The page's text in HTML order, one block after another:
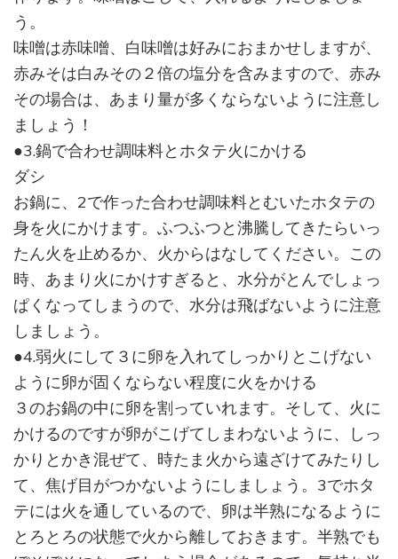
う。
味噌は赤味噌、白味噌は好みにおまかせしますが、
赤みそは白みその２倍の塩分を含みますので、赤み
その場合は、あまり量が多くならないように注意し
ましょう！
●3.鍋で合わせ調味料とホタテ火にかける
ダシ
お鍋に、2で作った合わせ調味料とむいたホタテの
身を火にかけます。ふつふつと沸騰してきたらいっ
たん火を止めるか、火からはなしてください。この
時、あまり火にかけすぎると、水分がとんでしょっ
ぱくなってしまうので、水分は飛ばないように注意
しましょう。
●4.弱火にして３に卵を入れてしっかりとこげない
ように卵が固くならない程度に火をかける
３のお鍋の中に卵を割っていれます。そして、火に
かけるのですが卵がこげてしまわないように、しっ
かりとかき混ぜて、時たま火から遠ざけてみたりし
て、焦げ目がつかないようにしましょう。3でホタ
テには火を通しているので、卵は半熟になるように
とろとろの状態で火から離しておきます。半熟でも